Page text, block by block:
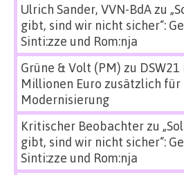
Ulrich Sander, VVN-BdAzu
gibt, sind wir nicht sicher“:
Sinti:zze und Rom:nja
Grüne & Volt (PM) zu
Millionen Euro zusätzlich
Modernisierung
Kritischer Beobachterzu
gibt, sind wir nicht sicher“:
Sinti:zze und Rom:nja